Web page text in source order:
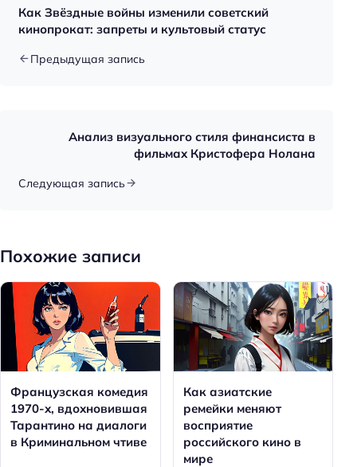
Как Звёздные войны изменили советский
кинопрокат: запреты и культовый статус
Предыдущая запись
Анализ визуального стиля финансиста в
фильмах Кристофера Нолана
Следующая запись
Похожие записи
Французская комедия
1970-х, вдохновившая
Тарантино на диалоги
в Криминальном чтиве
Как азиатские
ремейки меняют
восприятие
российского кино в
мире